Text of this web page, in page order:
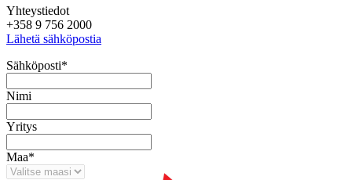
Yhteystiedot
+358 9 756 2000
Lähetä sähköpostia
Sähköposti*
Nimi
Yritys
Maa*